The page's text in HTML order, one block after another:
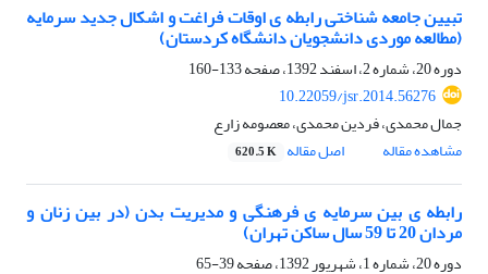
تبیین جامعه‏ شناختی رابطه‏ ی اوقات فراغت و اشکال جدید سرمایه
(مطالعه موردی دانشجویان دانشگاه کردستان)
دوره 20، شماره 2، اسفند 1392، صفحه
133-160
10.22059/jsr.2014.56276
جمال محمدی، فردین محمدی، معصومه زارع
مشاهده مقاله
اصل مقاله 620.5 K
رابطه‏ ی بین سرمایه‏ ی فرهنگی و مدیریت بدن (در بین زنان و
مردان 20 تا 59 سال ساکن تهران)
دوره 20، شماره 1، شهریور 1392، صفحه
39-65